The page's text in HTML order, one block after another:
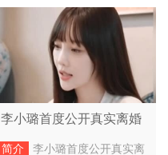
李小璐首度公开真实离婚
时间 正面回应 “做头发”
简介
李小璐首度公开真实离